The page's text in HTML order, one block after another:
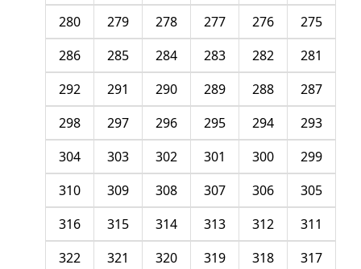
275
276
277
278
279
280
281
282
283
284
285
286
287
288
289
290
291
292
293
294
295
296
297
298
299
300
301
302
303
304
305
306
307
308
309
310
311
312
313
314
315
316
317
318
319
320
321
322